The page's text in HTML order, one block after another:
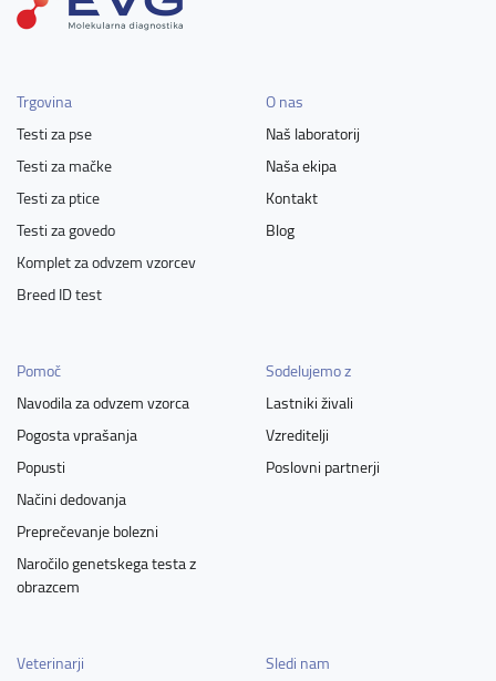
Trgovina
Testi za pse
Testi za mačke
Testi za ptice
Testi za govedo
Komplet za odvzem vzorcev
Breed ID test
O nas
Naš laboratorij
Naša ekipa
Kontakt
Blog
Pomoč
Navodila za odvzem vzorca
Pogosta vprašanja
Popusti
Načini dedovanja
Preprečevanje bolezni
Naročilo genetskega testa z
obrazcem
Sodelujemo z
Lastniki živali
Vzreditelji
Poslovni partnerji
Veterinarji
Sledi nam